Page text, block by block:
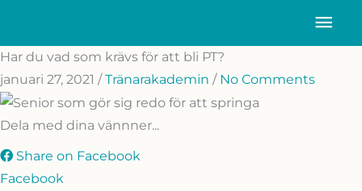
innehåll
Har du vad som krävs för att bli PT?
januari 27, 2021 /Tränarakademin / No Comments
Dela med dina vännner...
Share on Facebook
Facebook